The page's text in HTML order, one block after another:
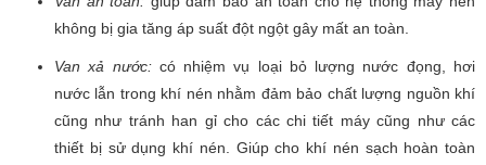
không bị gia tăng áp suất đột ngột gây mất an toàn.
Van xả nước: có nhiệm vụ loại bỏ lượng nước đọng, hơi
nước lẫn trong khí nén nhằm đảm bảo chất lượng nguồn khí
cũng như tránh han gỉ cho các chi tiết máy cũng như các
thiết bị sử dụng khí nén. Giúp cho khí nén sạch hoàn toàn